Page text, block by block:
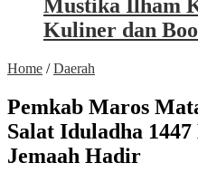
Mustika Ilham
Kuliner dan
Home /Daerah
Pemkab Maros
Salat Iduladha
Jemaah Hadir